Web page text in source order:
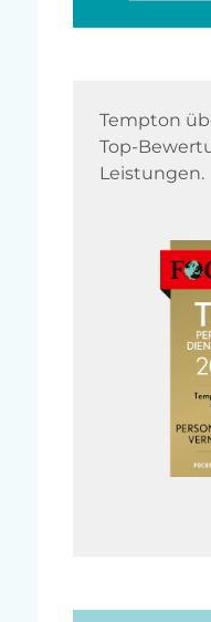
Tempton
Top-
Leistungen.